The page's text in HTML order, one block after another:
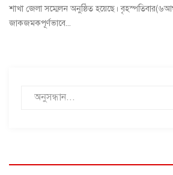
শাখা জেলা সম্মেলন অনুষ্ঠিত হয়েছে।
জাকজমকপূর্ণভাবে...